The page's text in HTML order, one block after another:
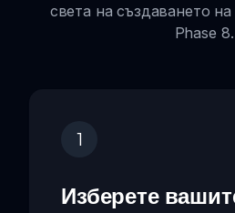
света на създаването
Phase 8.
1
Изберете